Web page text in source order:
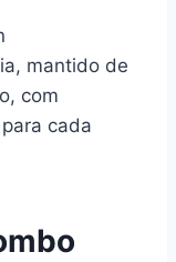
mantido de
com
cada